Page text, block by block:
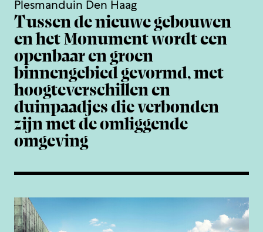
Plesmanduin Den Haag
Tussen de nieuwe gebouwen
en het Monument wordt een
openbaar en groen
binnengebied gevormd, met
hoogteverschillen en
duinpaadjes die verbonden
zijn met de omliggende
omgeving